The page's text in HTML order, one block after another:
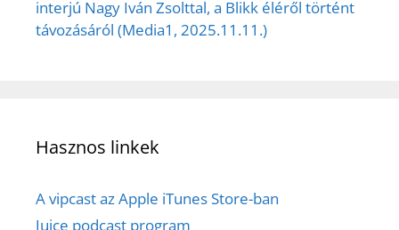
interjú Nagy Iván Zsolttal, a Blikk éléről történt
távozásáról (Media1, 2025.11.11.)
Hasznos linkek
A vipcast az Apple iTunes Store-ban
Juice podcast program